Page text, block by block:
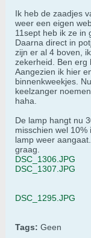
Ik heb de zaadjes
weer een eigen
11sept heb ik ze in
Daarna direct in
zijn er al 4 boven,
zekerheid. Ben erg
Aangezien ik hier
binnenkweekjes.
keelzanger
haha.
De lamp hangt nu
misschien wel
lamp weer
graag.
DSC_1306.JPG
DSC_1307.JPG
DSC_1295.JPG
Tags: Geen